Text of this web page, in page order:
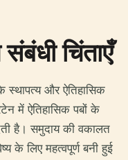
चिंताएँ
और ऐतिहासिक
में ऐतिहासिक पबों के
है। समुदाय की वकालत
के लिए महत्वपूर्ण बनी हुई